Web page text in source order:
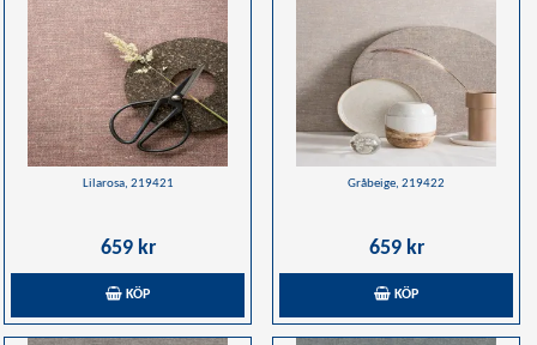
Lilarosa, 219421
659 kr
KÖP
Gråbeige, 219422
659 kr
KÖP